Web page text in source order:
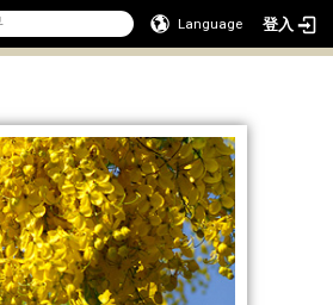
Language 登入